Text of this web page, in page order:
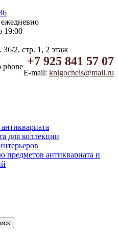
19:00
2, стр. 1, 2 этаж
+7 925 841 57 07
E-mail: knigocheis@mail.ru
для коллекции
предметов антиквариата и